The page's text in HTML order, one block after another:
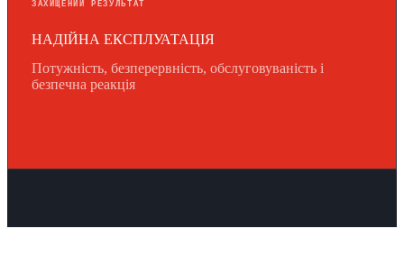
ЗАХИЩЕНИЙ РЕЗУЛЬТАТ
НАДІЙНА ЕКСПЛУАТАЦІЯ
Потужність, безперервність, обслуговуваність і
безпечна реакція